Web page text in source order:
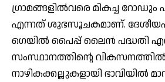
ഗ്രാമങ്ങളില്‍വരെ മികച്ച
എന്നത് ശുഭസൂചകമാണ്.
ഗെയില്‍ പൈപ്പ് ലൈന്‍ പദ്ധതി
സംസ്ഥാനത്തിന്റെ വികസനത്തില്‍
നാഴികക്കല്ലുകളായി ഭാവിയില്‍